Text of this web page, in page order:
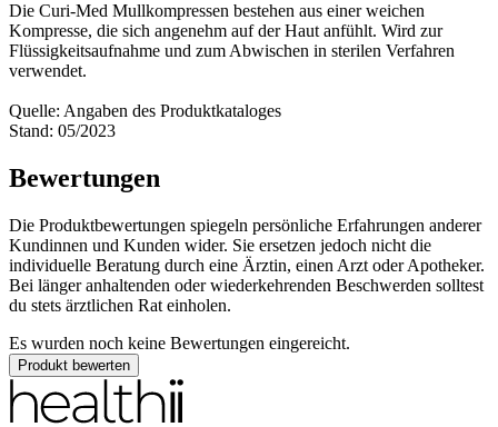
Die Curi-Med Mullkompressen bestehen aus einer weichen
Kompresse, die sich angenehm auf der Haut anfühlt. Wird zur
Flüssigkeitsaufnahme und zum Abwischen in sterilen Verfahren
verwendet.
Quelle: Angaben des Produktkataloges
Stand: 05/2023
Bewertungen
Die Produktbewertungen spiegeln persönliche Erfahrungen anderer
Kundinnen und Kunden wider. Sie ersetzen jedoch nicht die
individuelle Beratung durch eine Ärztin, einen Arzt oder Apotheker.
Bei länger anhaltenden oder wiederkehrenden Beschwerden solltest
du stets ärztlichen Rat einholen.
Es wurden noch keine Bewertungen eingereicht.
Produkt bewerten